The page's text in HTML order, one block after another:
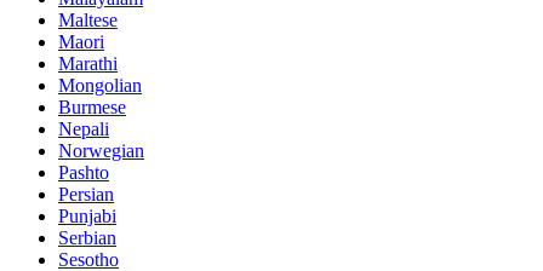
Maltese
Maori
Marathi
Mongolian
Burmese
Nepali
Norwegian
Pashto
Persian
Punjabi
Serbian
Sesotho